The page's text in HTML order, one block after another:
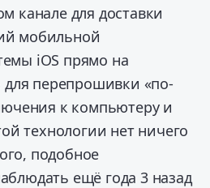
канале для доставки
мобильной
iOS прямо на
для перепрошивки «по-
к компьютеру и
технологии нет ничего
подобное
ещё года 3 назад